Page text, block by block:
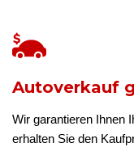
Autoverkauf
Wir garantieren Ihnen
erhalten Sie den